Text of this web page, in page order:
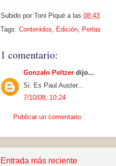
Subido por Toni Piqué a las 08:43
Tags: Contenidos, Edición, Perlas
1 comentario:
Gonzalo Peltzer dijo...
Si. Es Paul Auster...
7/10/08, 10:24
Publicar un comentario
Entrada más reciente